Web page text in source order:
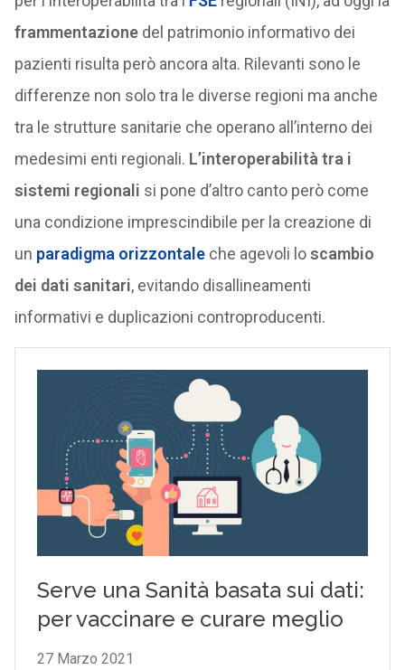
frammentazionedel patrimonio informativo dei
pazienti risulta però ancora alta. Rilevanti sono le
differenze non solo tra le diverse regioni ma anche
tra le strutture sanitarie che operano all’interno dei
medesimi enti regionali. L’interoperabilità tra i
sistemi regionali si pone d’altro canto però come
una condizione imprescindibile per la creazione di
un paradigma orizzontaleche agevoli loscambio
dei dati sanitari, evitando disallineamenti
informativi e duplicazioni controproducenti.